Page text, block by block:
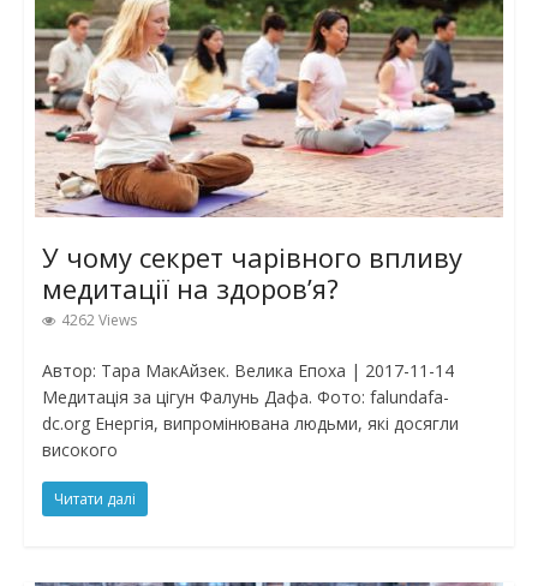
У чому секрет чарівного впливу
медитації на здоров’я?
4262 Views
Автор: Тара МакАйзек. Велика Епоха | 2017-11-14
Медитація за цігун Фалунь Дафа. Фото: falundafa-
dc.org Енергія, випромінювана людьми, які досягли
високого
Читати далі